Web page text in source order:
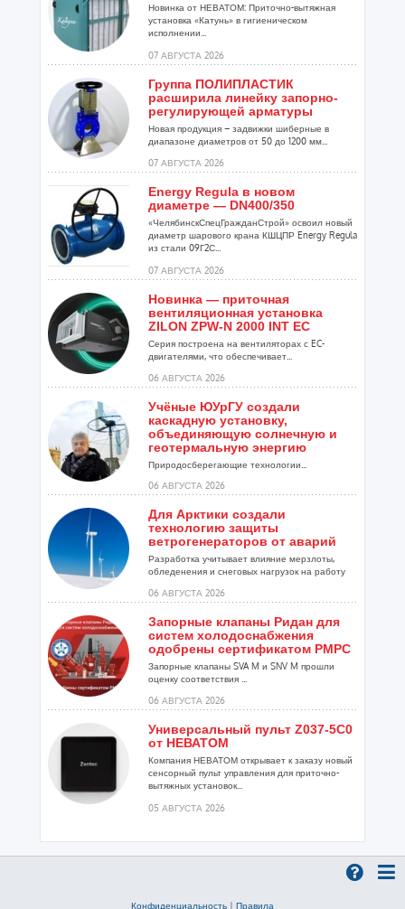
Новинка от НЕВАТОМ: Приточно-вытяжная
установка «Катунь» в гигиеническом
исполнении...
07 АВГУСТА 2026
Группа ПОЛИПЛАСТИК
расширила линейку запорно-
регулирующей арматуры
Новая продукция – задвижки шиберные в
диапазоне диаметров от 50 до 1200 мм...
07 АВГУСТА 2026
Energy Regula в новом
диаметре — DN400/350
«ЧелябинскСпецГражданСтрой» освоил новый
диаметр шарового крана КШЦПР Energy Regula
из стали 09Г2С...
07 АВГУСТА 2026
Новинка — приточная
вентиляционная установка
ZILON ZPW-N 2000 INT EC
Серия построена на вентиляторах с EC-
двигателями, что обеспечивает...
06 АВГУСТА 2026
Учёные ЮУрГУ создали
каскадную установку,
объединяющую солнечную и
геотермальную энергию
Природосберегающие технологии...
06 АВГУСТА 2026
Для Арктики создали
технологию защиты
ветрогенераторов от аварий
Разработка учитывает влияние мерзлоты,
обледенения и снеговых нагрузок на работу
06 АВГУСТА 2026
Запорные клапаны Ридан для
систем холодоснабжения
одобрены сертификатом РМРС
Запорные клапаны SVA M и SNV M прошли
оценку соответствия ...
06 АВГУСТА 2026
Универсальный пульт Z037-5C0
от НЕВАТОМ
Компания НЕВАТОМ открывает к заказу новый
сенсорный пульт управления для приточно-
вытяжных установок...
05 АВГУСТА 2026
расширения ...
Конфиденциальность | Правила